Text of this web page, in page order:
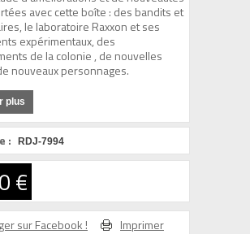
avec cette boîte : des bandits et
le laboratoire Raxxon et ses
expérimentaux, des
de la colonie , de nouvelles
nouveaux personnages.
plus
: RDJ-7994
€
sur Facebook ! Imprimer